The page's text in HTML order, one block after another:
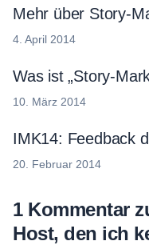
Mehr über Story-
4. April 2014
Was ist „Story-
10. März 2014
IMK14: Feedback
20. Februar 2014
1 Kommentar
Host, den ich